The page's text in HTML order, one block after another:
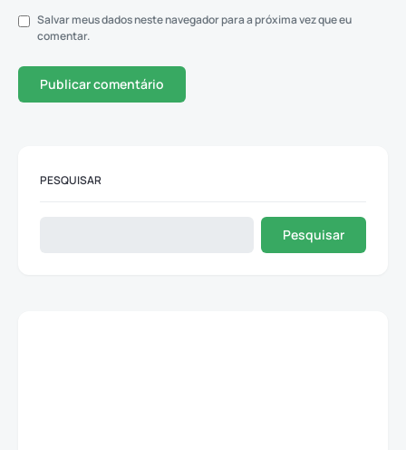
Salvar meus dados neste navegador para a próxima vez que eu
comentar.
PESQUISAR
Pesquisar